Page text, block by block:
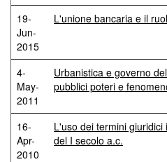
19-
Jun-
2015
L'unione bancaria e il
4-
May-
2011
Urbanistica e governo
pubblici poteri e
16-
Apr-
2010
L'uso dei termini giuridici
del I secolo a.c.